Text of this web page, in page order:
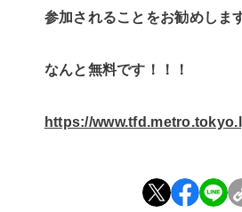
参加されることをお勧めしま
なんと無料です！！！
https://